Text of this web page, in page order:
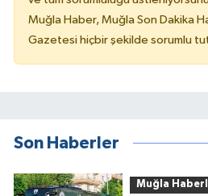
Muğla Haber, Muğla Son Dakika
Gazetesi hiçbir şekilde sorumlu
Son Haberler
Muğla